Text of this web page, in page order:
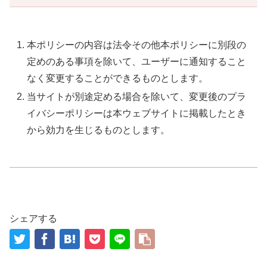
本ポリシーの内容は法令その他本ポリシーに別段の
定めのある事項を除いて、ユーザーに通知すること
なく変更することができるものとします。
当サイトが別途定める場合を除いて、変更後のプラ
イバシーポリシーは本ウェブサイトに掲載したとき
から効力を生じるものとします。
シェアする